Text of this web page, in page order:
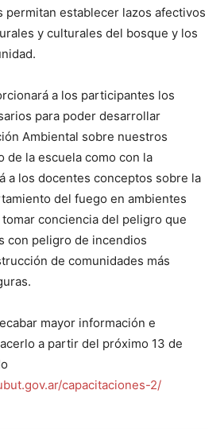
permitan establecer lazos afectivos
y culturales del bosque y los
a los participantes los
para poder desarrollar
Ambiental sobre nuestros
de la escuela como con la
a los docentes conceptos sobre la
del fuego en ambientes
conciencia del peligro que
con peligro de incendios
de comunidades más
mayor información e
a partir del próximo 13 de
capacitaciones-2/